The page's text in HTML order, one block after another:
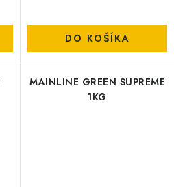
DO KOŠÍKA
MAINLINE GREEN SUPREME
1KG